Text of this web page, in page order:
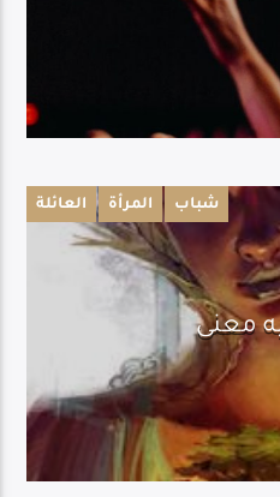
العائلة المرأة شباب
معنى